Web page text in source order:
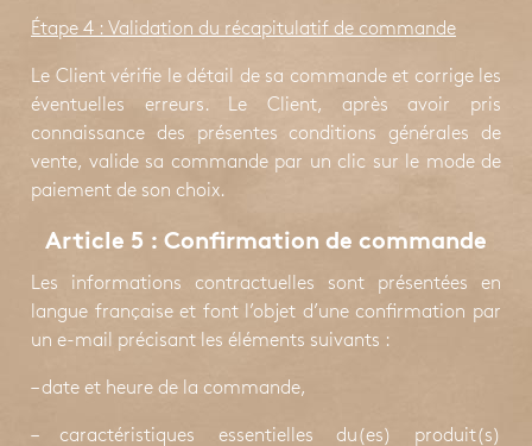
Étape 4 : Validation du récapitulatif de commande
Le Client vérifie le détail de sa commande et corrige les
éventuelles erreurs. Le Client, après avoir pris
connaissance des présentes conditions générales de
vente, valide sa commande par un clic sur le mode de
paiement de son choix.
Article 5 : Confirmation de commande
Les informations contractuelles sont présentées en
langue française et font l’objet d’une confirmation par
un e-mail précisant les éléments suivants :
– date et heure de la commande,
– caractéristiques essentielles du(es) produit(s)